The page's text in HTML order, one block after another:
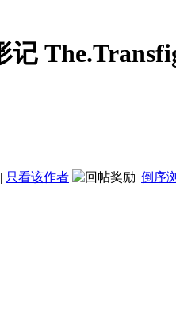
记
| 只看该作者 |倒序